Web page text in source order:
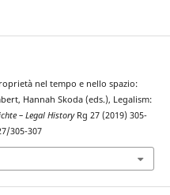
nel tempo e nello spazio:
Hannah Skoda (eds.), Legalism:
– Legal HistoryRg 27 (2019) 305-
305-307